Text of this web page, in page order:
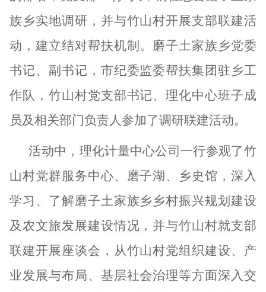
族乡实地调研，并与竹山村开展支部联建活
动，建立结对帮扶机制 。 磨子土家族乡党委
书记、副书记， 市纪委监委帮扶集团驻乡工
作队 ，竹山村党支部书记、理化中心班子成
员及相关部门负责人参加了调研联建活动。
活动中，理化计量中心公司一行参观了竹
山村党群服务中心、磨子湖、乡史馆，深入
学习、了解磨子土家族乡乡村振兴规划建设
及农文旅发展建设情况，并与竹山村就支部
联建开展座谈会，从竹山村党组织建设、产
业发展与布局、基层社会治理等方面深入交